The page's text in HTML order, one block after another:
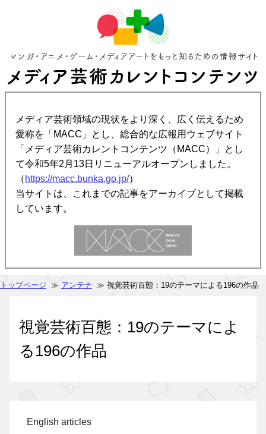
メディア芸術領域の現状をより深く、広く伝えるため
愛称を「MACC」とし、総合的な広報用ウェブサイト
「メディア芸術カレントコンテンツ（MACC）」とし
て令和5年2月13日リニューアルオープンしました。
（ https://macc.bunka.go.jp/）
当サイトは、これまでの記事をアーカイブとして掲載
しています。
トップページ ≫ アンテナ ≫ 視覚芸術百態：19のテーマによる196の作品
視覚芸術百態：19のテーマによ
る196の作品
English articles